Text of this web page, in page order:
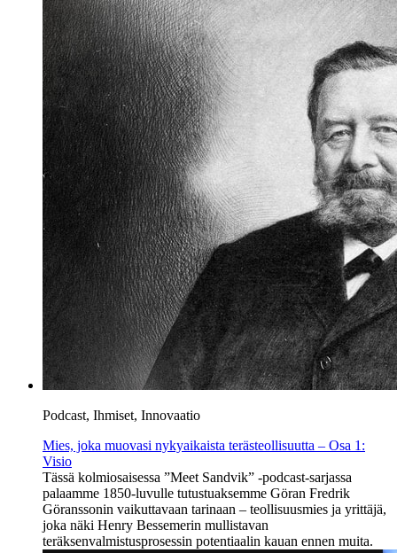
Podcast, Ihmiset, Innovaatio
Mies, joka muovasi nykyaikaista terästeollisuutta – Osa 1:
Visio
Tässä kolmiosaisessa ”Meet Sandvik” -podcast-sarjassa
palaamme 1850-luvulle tutustuaksemme Göran Fredrik
Göranssonin vaikuttavaan tarinaan – teollisuusmies ja yrittäjä,
joka näki Henry Bessemerin mullistavan
teräksenvalmistusprosessin potentiaalin kauan ennen muita.